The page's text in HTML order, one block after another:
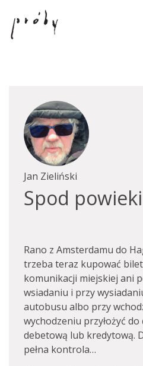
Jan Zieliński
Spod
Rano z Amsterdamu do
trzeba teraz kupować
komunikacji miejskiej ani
wsiadaniu i przy
autobusu albo przy
wychodzeniu przyłożyć
debetową lub kredytową.
pełna kontrola…